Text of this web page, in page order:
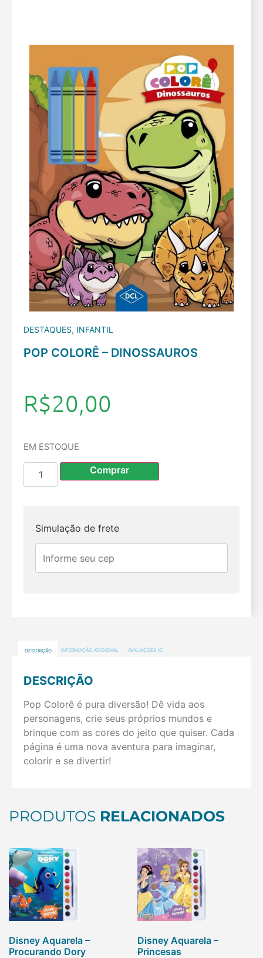
DESTAQUES, INFANTIL
POP COLORÊ – DINOSSAUROS
R$20,00
EM ESTOQUE
Comprar
Simulação de frete
DESCRIÇÃO INFORMAÇÃO ADICIONAL AVALIAÇÕES (0)
DESCRIÇÃO
Pop Colorê é pura diversão! Dê vida aos
personagens, crie seus próprios mundos e
brinque com as cores do jeito que quiser. Cada
página é uma nova aventura para imaginar,
colorir e se divertir!
PRODUTOS RELACIONADOS
Disney Aquarela –
Procurando Dory
Disney Aquarela –
Princesas